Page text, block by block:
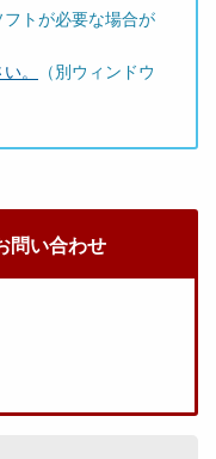
トが必要な場合が
。
（別ウィンドウ
問い合わせ